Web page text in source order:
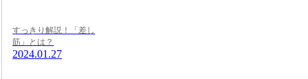
すっきり解説！「差し
筋」とは？
2024.01.27